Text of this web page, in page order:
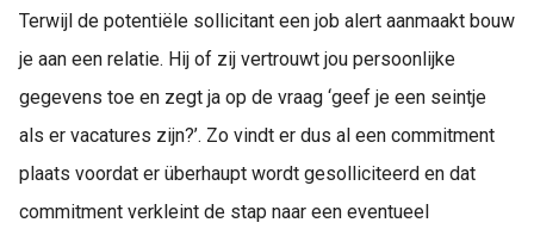
Terwijl de potentiële sollicitant een job alert aanmaakt bouw
je aan een relatie. Hij of zij vertrouwt jou persoonlijke
gegevens toe en zegt ja op de vraag ‘geef je een seintje
als er vacatures zijn?’. Zo vindt er dus al een commitment
plaats voordat er überhaupt wordt gesolliciteerd en dat
commitment verkleint de stap naar een eventueel